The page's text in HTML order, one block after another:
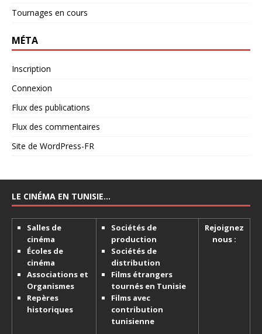
Tournages en cours
MÉTA
Inscription
Connexion
Flux des publications
Flux des commentaires
Site de WordPress-FR
LE CINÉMA EN TUNISIE…
Salles de
cinéma
Écoles de
cinéma
Associations et
Organismes
Repères
historiques
Sociétés de
production
Sociétés de
distribution
Films étrangers
tournés en Tunisie
Films avec
contribution
tunisienne
Rejoignez
nous :